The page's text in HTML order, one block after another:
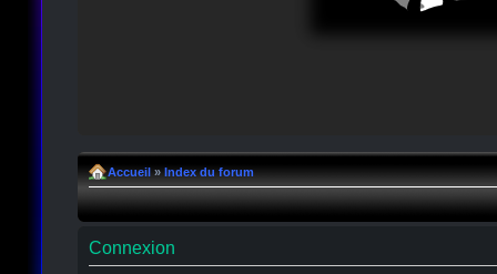
Accueil » Index du forum
Connexion